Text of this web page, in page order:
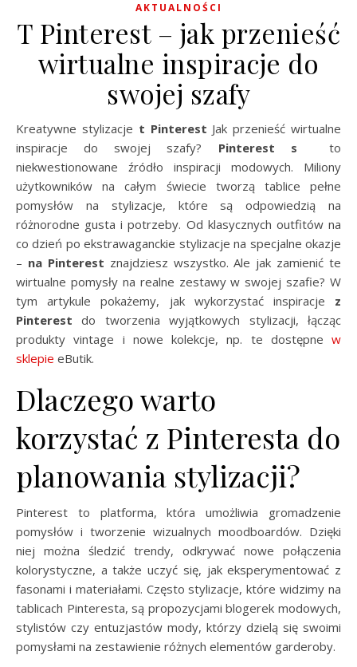
AKTUALNOŚCI
T Pinterest – jak przenieść
wirtualne inspiracje do
swojej szafy
Kreatywne stylizacje t Pinterest Jak przenieść wirtualne
inspiracje do swojej szafy? Pinterest s
to
niekwestionowane źródło inspiracji modowych. Miliony
użytkowników na całym świecie tworzą tablice pełne
pomysłów na stylizacje, które są odpowiedzią na
różnorodne gusta i potrzeby. Od klasycznych outfitów na
co dzień po ekstrawaganckie stylizacje na specjalne okazje
– na Pinterest znajdziesz wszystko. Ale jak zamienić te
wirtualne pomysły na realne zestawy w swojej szafie? W
tym artykule pokażemy, jak wykorzystać inspiracje z
Pinterest do tworzenia wyjątkowych stylizacji, łącząc
produkty vintage i nowe kolekcje, np. te dostępne w
sklepie eButik.
Dlaczego warto
korzystać z Pinteresta do
planowania stylizacji?
Pinterest to platforma, która umożliwia gromadzenie
pomysłów i tworzenie wizualnych moodboardów. Dzięki
niej można śledzić trendy, odkrywać nowe połączenia
kolorystyczne, a także uczyć się, jak eksperymentować z
fasonami i materiałami. Często stylizacje, które widzimy na
tablicach Pinteresta, są propozycjami blogerek modowych,
stylistów czy entuzjastów mody, którzy dzielą się swoimi
pomysłami na zestawienie różnych elementów garderoby.